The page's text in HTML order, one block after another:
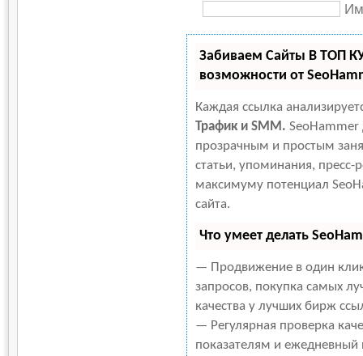
Забиваем Сайты В ТОП
возможности от
Каждая ссылка
Трафик и SMM. SeoHammer
прозрачным и простым
статьи, упоминания, пресс-
максимуму потенциал
сайта.
Что умеет делать
— Продвижение в один
запросов, покупка самых
качества у лучших бирж
— Регулярная проверка
показателям и ежедневный